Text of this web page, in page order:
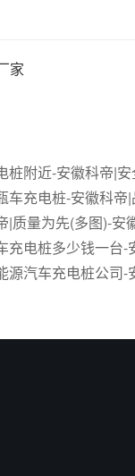
家
桩附近-安徽科帝|
车充电桩-安徽科帝
|质量为先(多图)-安
源汽车充电桩公司-